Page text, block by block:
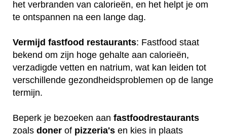
het verbranden van calorieën, en het helpt je om
te ontspannen na een lange dag.
Vermijd fastfood restaurants: Fastfood staat
bekend om zijn hoge gehalte aan calorieën,
verzadigde vetten en natrium, wat kan leiden tot
verschillende gezondheidsproblemen op de lange
termijn.
Beperk je bezoeken aan fastfoodrestaurants
zoals doner of pizzeria's en kies in plaats